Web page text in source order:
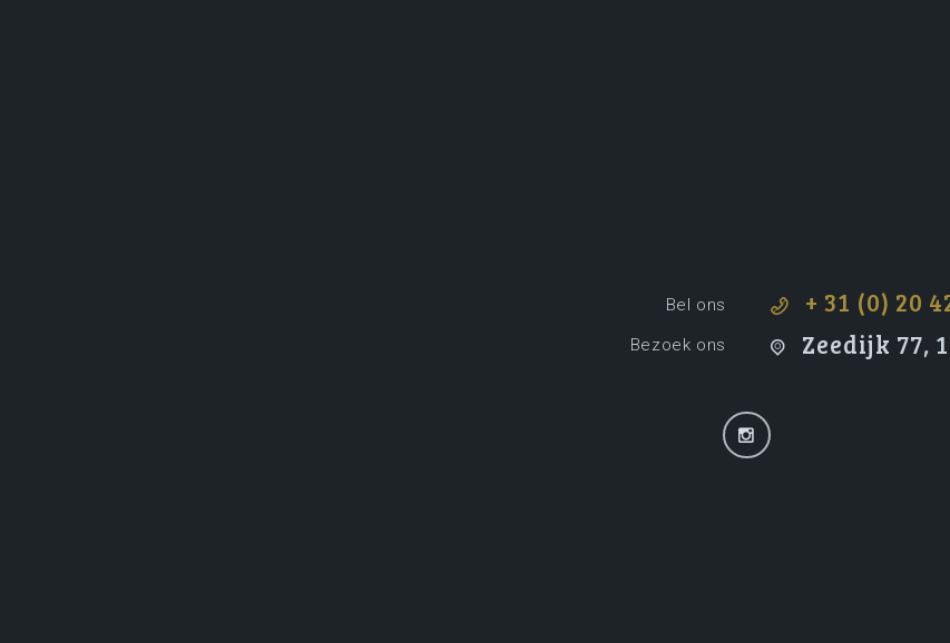
+ 31 (0) 20
Zeedijk 77,
Bel ons
Bezoek ons